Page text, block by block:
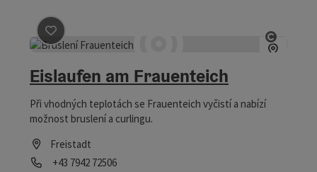
otevřít
Označit příspěvek
Eislaufen am Frauenteich
Při vhodných teplotách se Frauenteich vyčistí a nabízí
možnost bruslení a curlingu.
Freistadt
telefon
+43 7942 72506